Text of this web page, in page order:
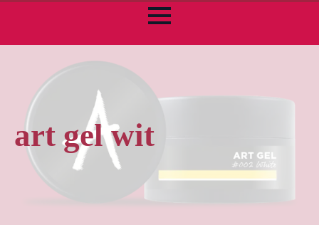
art gel wit